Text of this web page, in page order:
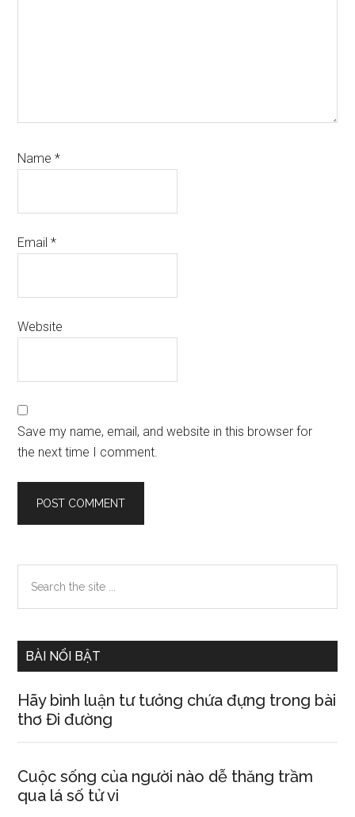
Name*
Email*
Website
Save my name, email, and website in this browser for
the next time I comment.
Primary
Sidebar
the
BÀI NỔI BẬT
Hãy bình luận tư tưởng chứa đựng trong bài
thơ Đi đường
Cuộc sống của người nào dễ thăng trầm
qua lá số tử vi